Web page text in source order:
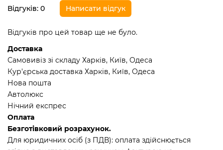
Відгуків: 0 Написати відгук
Відгуків про цей товар ще не було.
Доставка
Самовивіз зі складу Харків, Київ, Одеса
Кур'єрська доставка Харків, Київ, Одеса
Нова пошта
Автолюкс
Нічний експрес
Оплата
Безготівковий розрахунок.
Для юридичних осіб (з ПДВ): оплата здійснюється